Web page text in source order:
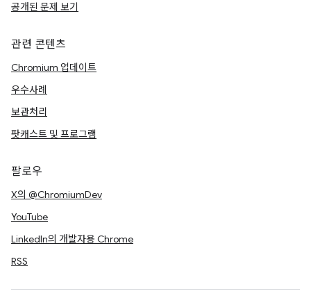
공개된 문제 보기
관련 콘텐츠
Chromium 업데이트
우수사례
보관처리
팟캐스트 및 프로그램
팔로우
X의 @ChromiumDev
YouTube
LinkedIn의 개발자용 Chrome
RSS